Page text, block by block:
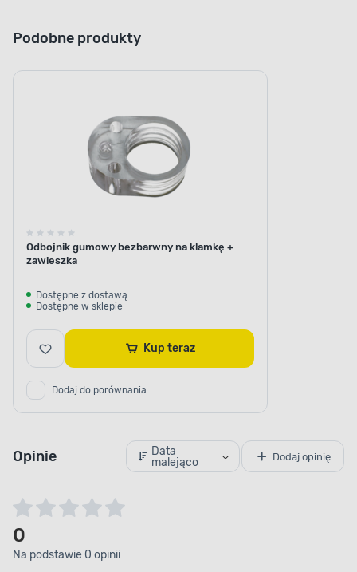
Podobne produkty
Odbojnik gumowy bezbarwny na klamkę +
zawieszka
Dostępne z dostawą
Dostępne w sklepie
Kup teraz
Dodaj do porównania
Opinie
Data
malejąco
Dodaj opinię
0
Na podstawie 0 opinii